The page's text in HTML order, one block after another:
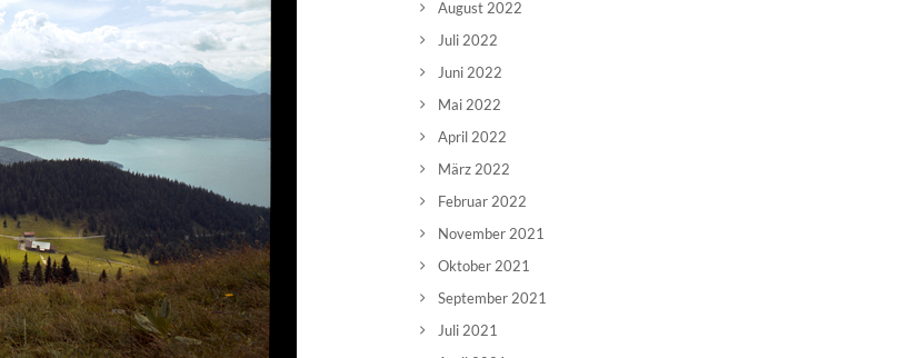
August 2022
Juli 2022
Juni 2022
Mai 2022
April 2022
März 2022
Februar 2022
November 2021
Oktober 2021
September 2021
Juli 2021